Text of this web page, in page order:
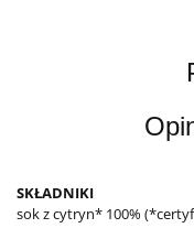
SKŁADNIKI
sok z cytryn* 100%